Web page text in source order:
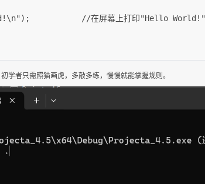
//在屏幕上打印"Hello World!"
学者只需照猫画虎，多敲多练，慢慢就能掌握规则。